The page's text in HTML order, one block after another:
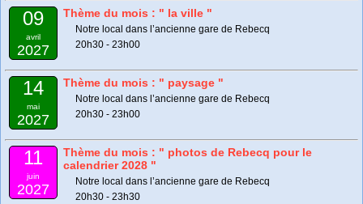
09
avril
2027
Thème du mois : " la ville "
Notre local dans l’ancienne gare de Rebecq
20h30 - 23h00
14
mai
2027
Thème du mois : " paysage "
Notre local dans l’ancienne gare de Rebecq
20h30 - 23h00
11
juin
2027
Thème du mois : " photos de Rebecq pour le
calendrier 2028 "
Notre local dans l’ancienne gare de Rebecq
20h30 - 23h30